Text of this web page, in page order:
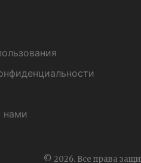
нами
© 2026. Все права